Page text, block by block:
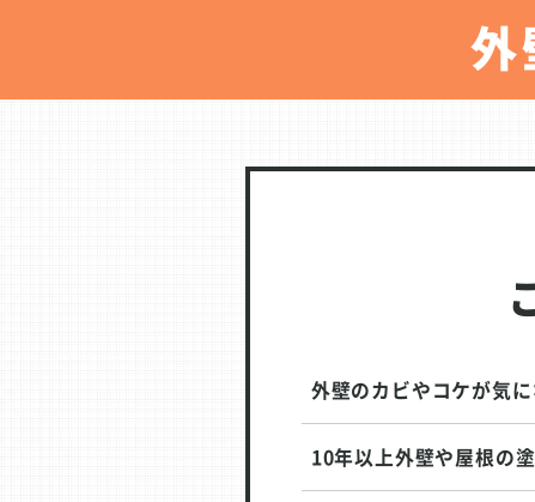
外
外壁のカビやコケが気に
10年以上外壁や屋根の